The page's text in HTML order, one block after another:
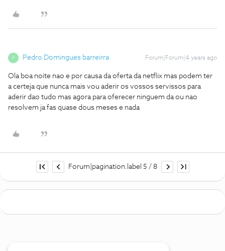
P Pedro Domingues barreirra Forum|Forum|4 years ago
Ola boa noite nao e por causa da oferta da netflix mas podem ter
a certeja que nunca mais vou aderir os vossos servissos para
aderir dao tudo mas agora para oferecer ninguem da ou nao
resolvem ja fas quase dous meses e nada
Forum|pagination.label 5 / 8